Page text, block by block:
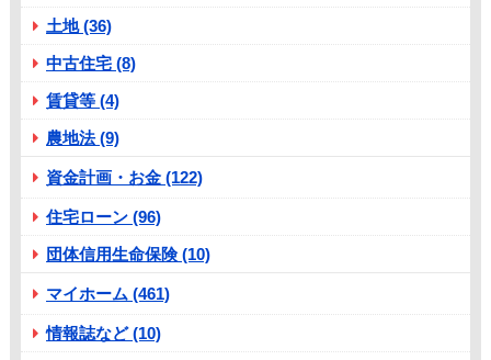
土地 (36)
中古住宅 (8)
賃貸等 (4)
農地法 (9)
資金計画・お金 (122)
住宅ローン (96)
団体信用生命保険 (10)
マイホーム (461)
情報誌など (10)